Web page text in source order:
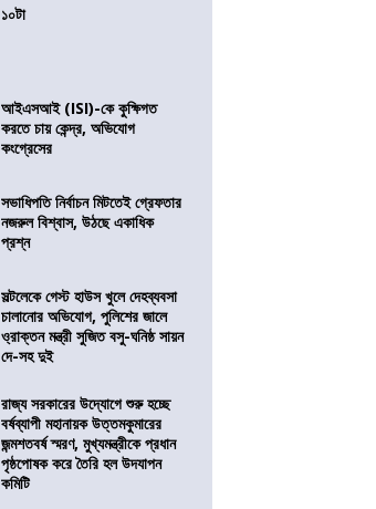
১০টা
আইএসআই (ISI)-কে কুক্ষিগত
করতে চায় কেন্দ্র, অভিযোগ
কংগ্রেসের
সভাধিপতি নির্বাচন মিটতেই গ্রেফতার
নজরুল বিশ্বাস, উঠছে একাধিক
প্রশ্ন
সল্টলেকে গেস্ট হাউস খুলে দেহব্যবসা
চালানোর অভিযোগ, পুলিশের জালে
ও্রাক্তন মন্ত্রী সুজিত বসু-ঘনিষ্ঠ সায়ন
দে-সহ দুই
রাজ্য সরকারের উদ্যোগে শুরু হচ্ছে
বর্ষব্যাপী মহানায়ক উত্তমকুমারের
জন্মশতবর্ষ স্মরণ, মুখ্যমন্ত্রীকে প্রধান
পৃষ্ঠপোষক করে তৈরি হল উদযাপন
কমিটি